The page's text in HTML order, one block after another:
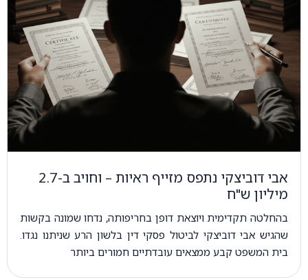
אבי דוביצקי נתפס מזייף ראיות – וחויב ב-2.7
מיליון ש"ח
בהחלטה תקדימית ויוצאת דופן בחריפותה, נדחו שמונה בקשות
שהגיש אבי דוביצקי לביטול פסקי דין בלשון הרע שניתנו נגדו.
בית המשפט קבע ממצאים עובדתיים חמורים ביותר